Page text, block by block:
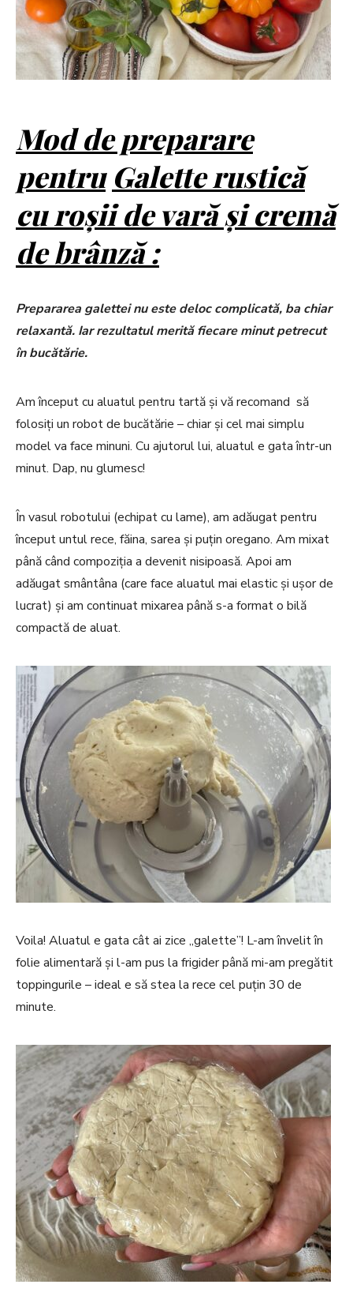
Mod de preparare
pentru Galette rustică
cu roșii de vară și cremă
de brânză :
Prepararea galettei nu este deloc complicată, ba chiar
relaxantă. Iar rezultatul merită fiecare minut petrecut
în bucătărie.
Am început cu aluatul pentru tartă și vă recomand să
folosiți un robot de bucătărie – chiar și cel mai simplu
model va face minuni. Cu ajutorul lui, aluatul e gata într-un
minut. Dap, nu glumesc!
În vasul robotului (echipat cu lame), am adăugat pentru
început untul rece, făina, sarea și puțin oregano. Am mixat
până când compoziția a devenit nisipoasă. Apoi am
adăugat smântâna (care face aluatul mai elastic și ușor de
lucrat) și am continuat mixarea până s-a format o bilă
compactă de aluat.
Voila! Aluatul e gata cât ai zice „galette”! L-am învelit în
folie alimentară și l-am pus la frigider până mi-am pregătit
toppingurile – ideal e să stea la rece cel puțin 30 de
minute.